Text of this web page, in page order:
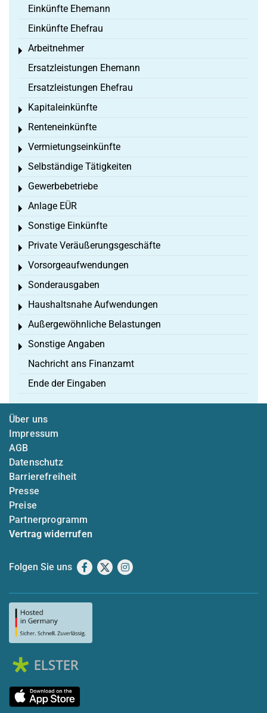
Einkünfte Ehemann
Einkünfte Ehefrau
Arbeitnehmer
Toggle menu
Ersatzleistungen Ehemann
Ersatzleistungen Ehefrau
Kapitaleinkünfte
Toggle menu
Renteneinkünfte
Toggle menu
Vermietungseinkünfte
Toggle menu
Selbständige Tätigkeiten
Toggle menu
Gewerbebetriebe
Toggle menu
Anlage EÜR
Toggle menu
Sonstige Einkünfte
Toggle menu
Private Veräußerungsgeschäfte
Toggle menu
Vorsorgeaufwendungen
Toggle menu
Sonderausgaben
Toggle menu
Haushaltsnahe Aufwendungen
Toggle menu
Außergewöhnliche Belastungen
Toggle menu
Sonstige Angaben
Toggle menu
Nachricht ans Finanzamt
Ende der Eingaben
Über uns
Impressum
AGB
Datenschutz
Barrierefreiheit
Presse
Preise
Partnerprogramm
Vertrag widerrufen
Folgen Sie uns Facebook
X Instagram